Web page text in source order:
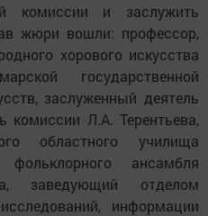
комиссии и заслужить
жюри вошли: профессор,
хорового искусства
государственной
заслуженный деятель
комиссии Л.А. Терентьева,
областного училища
фольклорного ансамбля
заведующий отделом
информации